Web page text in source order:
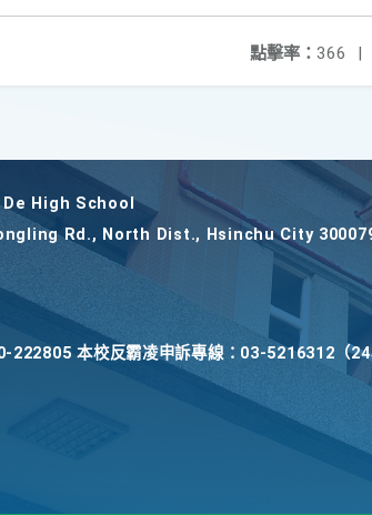
點擊率： 366 |
De High School
Rd., North Dist., Hsinchu City
本校反霸凌申訴專線：03-5216312（